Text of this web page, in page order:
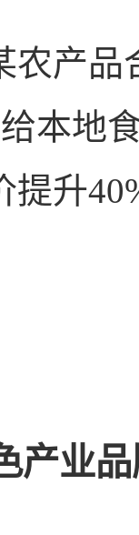
农产品
本地
提升
产业